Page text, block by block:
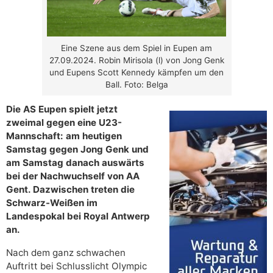
Eine Szene aus dem Spiel in Eupen am
27.09.2024. Robin Mirisola (l) von Jong Genk
und Eupens Scott Kennedy kämpfen um den
Ball. Foto: Belga
Die AS Eupen spielt jetzt
zweimal gegen eine U23-
Mannschaft: am heutigen
Samstag gegen Jong Genk und
am Samstag danach auswärts
bei der Nachwuchself von AA
Gent. Dazwischen treten die
Schwarz-Weißen im
Landespokal bei Royal Antwerp
an.
Nach dem ganz schwachen
Auftritt bei Schlusslicht Olympic